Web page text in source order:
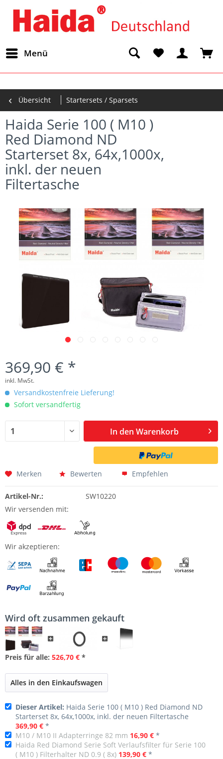
Menü
Übersicht Startersets / Sparsets
Haida Serie 100 ( M10 )
Red Diamond ND
Starterset 8x, 64x,1000x,
inkl. der neuen
Filtertasche
369,90 € *
inkl. MwSt.
Versandkostenfreie Lieferung!
Sofort versandfertig
In den Warenkorb
Merken Bewerten Empfehlen
Artikel-Nr.:
SW10220
Wir versenden mit:
Wir akzeptieren:
Wird oft zusammen gekauft
Preis für alle: 526,70 € *
Alles in den Einkaufswagen
Dieser Artikel: Haida Serie 100 ( M10 ) Red Diamond ND
Starterset 8x, 64x,1000x, inkl. der neuen Filtertasche
369,90 € *
M10 / M10 II Adapterringe 82 mm 16,90 € *
Haida Red Diamond Serie Soft Verlaufsfilter für Serie 100
( M10 ) Filterhalter ND 0.9 ( 8x) 139,90 € *